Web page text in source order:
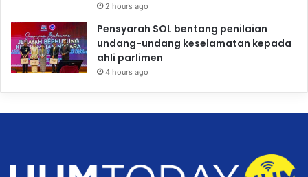
2 hours ago
Pensyarah SOL bentang penilaian
undang-undang keselamatan kepada
ahli parlimen
4 hours ago